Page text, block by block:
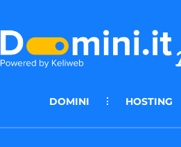
DOMINI HOSTING